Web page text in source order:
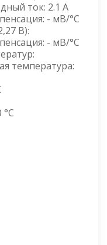
ток: 2.1 А
- мВ/°C
В):
- мВ/°C
температура: